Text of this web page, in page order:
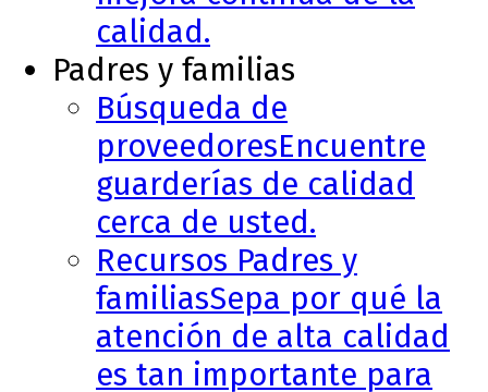
calidad.
Padres y familias
Búsqueda de
proveedoresEncuentre
guarderías de calidad
cerca de usted.
Recursos Padres y
familiasSepa por qué la
atención de alta calidad
es tan importante para